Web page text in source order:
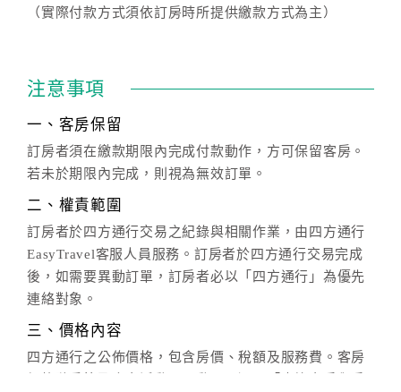
（實際付款方式須依訂房時所提供繳款方式為主）
注意事項
一、客房保留
訂房者須在繳款期限內完成付款動作，方可保留客房。
若未於期限內完成，則視為無效訂單。
二、權責範圍
訂房者於四方通行交易之紀錄與相關作業，由四方通行
EasyTravel客服人員服務。訂房者於四方通行交易完成
後，如需要異動訂單，訂房者必以「四方通行」為優先
連絡對象。
三、價格內容
四方通行之公佈價格，包含房價、稅額及服務費。客房